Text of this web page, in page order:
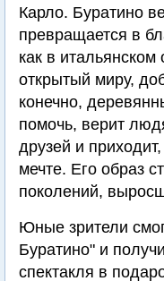
Карло. Буратино
превращается в
как в
открытый миру,
конечно,
помочь, верит
друзей и
мечте. Его образ
поколений,
Юные зрители
Буратино" и
спектакля в